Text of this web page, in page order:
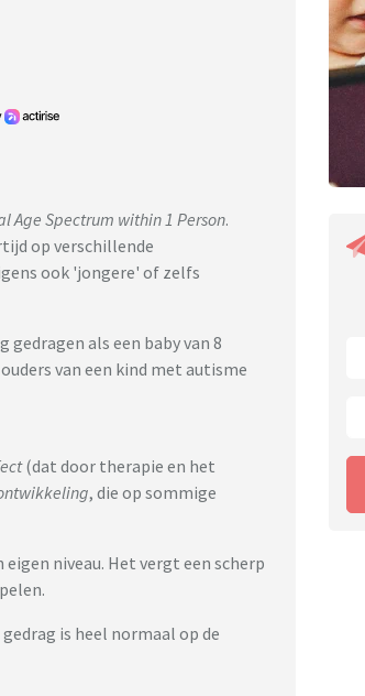
Age Spectrum within 1 Person.
op verschillende
ook 'jongere' of zelfs
gedragen als een baby van 8
van een kind met autisme
(dat door therapie en het
, die op sommige
niveau. Het vergt een scherp
is heel normaal op de